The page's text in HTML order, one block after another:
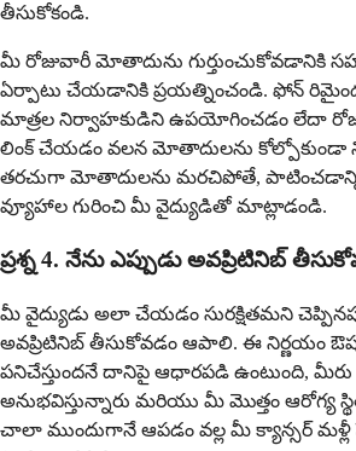
తీసుకోకండి.
మీ రోజువారీ మోతాదును గుర్తుంచుకోవడానికి
ఏర్పాటు చేయడానికి ప్రయత్నించండి. ఫోన్
మాత్రల నిర్వాహకుడిని ఉపయోగించడం లేదా
లింక్ చేయడం వలన మోతాదులను కోల్పోకుండా
తరచుగా మోతాదులను మరచిపోతే,
వ్యూహాల గురించి మీ వైద్యుడితో మాట్లాడండి.
ప్రశ్న 4. నేను ఎప్పుడు అవప్రిటినిబ్
మీ వైద్యుడు అలా చేయడం సురక్షితమని
అవప్రిటినిబ్ తీసుకోవడం ఆపాలి. ఈ నిర్ణయం
పనిచేస్తుందనే దానిపై ఆధారపడి ఉంటుంది,
అనుభవిస్తున్నారు మరియు మీ మొత్తం ఆరోగ్య
చాలా ముందుగానే ఆపడం వల్ల మీ క్యాన్సర్ మళ్లీ